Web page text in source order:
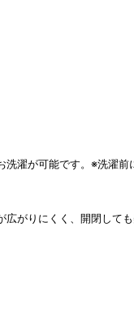
濯が可能です。※洗濯前
がりにくく、開閉しても